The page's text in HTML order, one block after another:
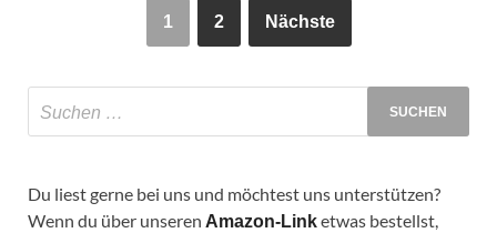
1 2 Nächste
Du liest gerne bei uns und möchtest uns unterstützen?
Wenn du über unseren Amazon-Linketwas bestellst,